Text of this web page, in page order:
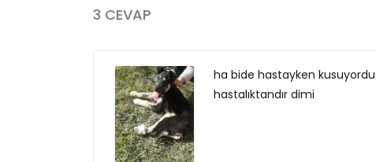
3 CEVAP
ha bide hastayken
hastalıktandır dimi